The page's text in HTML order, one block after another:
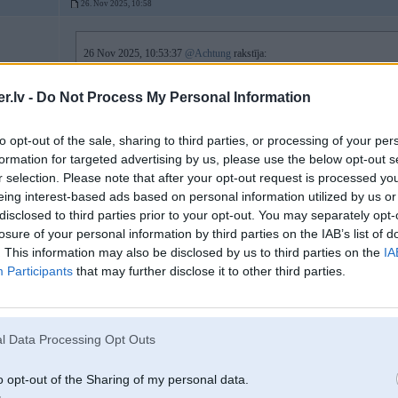
- Do Not Process My Personal Information
opt-out of the sale, sharing to third parties, or processing of your
for targeted advertising by us, please use the below opt-out
selection. Please note that after your opt-out request is processed
interest-based ads based on personal information utilized by us
to third parties prior to your opt-out. You may separately
of your personal information by third parties on the IAB’s list of
This information may also be disclosed by us to third parties on the
Participants that may further disclose it to other third parties.
Data Processing Opt Outs
opt-out of the Sharing of my personal data.
26. Nov 2025, 10:58
26 Nov 2025, 10:53:37 @Achtung rakstīja:
Arī manam E83 tas pats. Kā auksts, tā staigā apgriezieni, dēļ šīs problēmas.
26. Nov 2025, 11:12
99% no viņiem ir beigti, par to norāda apgriezienu staigāšana auksta,
Pēdējo kad pirku, bija kaut kas 500eur jauns, cik tagad nezinu
-----------------
Xdrive rezerves daļas, GETRAG rezerves daļas, DPF filtru restaurācija,